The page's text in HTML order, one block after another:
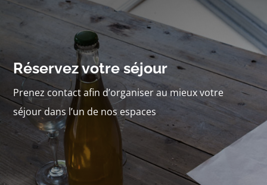
Réservez votre séjour
Prenez contact afin d’organiser au mieux votre
séjour dans l’un de nos espaces